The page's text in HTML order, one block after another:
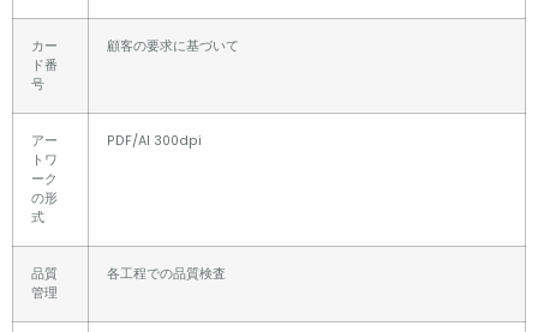
カー
ド番
号
顧客の要求に基づいて
アー
トワ
ーク
の形
式
PDF/AI 300dpi
品質
管理
各工程での品質検査